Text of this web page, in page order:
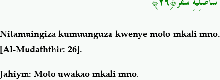
Nitamuingiza kumuunguza kwenye moto mkali mno.
[Al-Mudaththir: 26].
Jahiym: Moto uwakao mkali mno.